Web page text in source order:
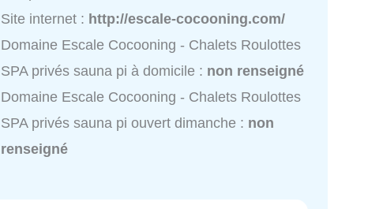
Site internet : http://escale-cocooning.com/
Domaine Escale Cocooning - Chalets Roulottes
SPA privés sauna pi à domicile : non renseigné
Domaine Escale Cocooning - Chalets Roulottes
SPA privés sauna pi ouvert dimanche : non
renseigné